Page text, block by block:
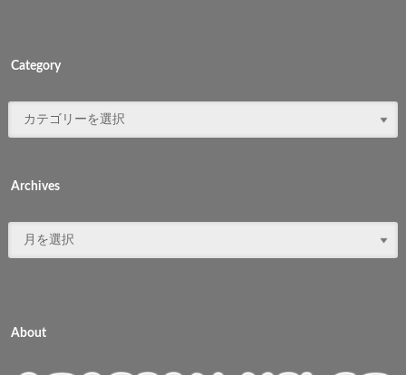
Category
Archives
About